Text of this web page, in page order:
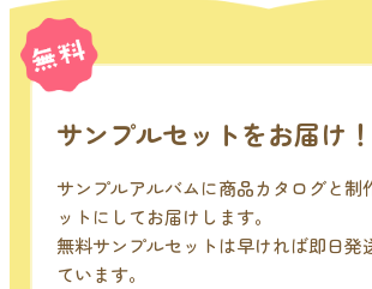
サンプルセットをお届け！
サンプルアルバムに商品カタログと制
ットにしてお届けします。
無料サンプルセットは早ければ即日発
ています。